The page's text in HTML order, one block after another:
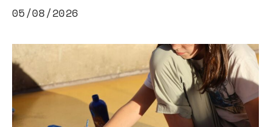
05/08/2026